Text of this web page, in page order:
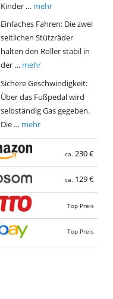
Kinder … mehr
Einfaches Fahren: Die zwei
seitlichen Stützräder
halten den Roller stabil in
der … mehr
Sichere Geschwindigkeit:
Über das Fußpedal wird
selbständig Gas gegeben.
Die … mehr
ca. 230 €
ca. 129 €
Top Preis
Top Preis